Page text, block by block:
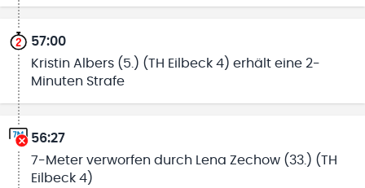
57:00
Kristin Albers (5.) (TH Eilbeck 4) erhält eine 2-
Minuten Strafe
56:27
7-Meter verworfen durch Lena Zechow (33.) (TH
Eilbeck 4)